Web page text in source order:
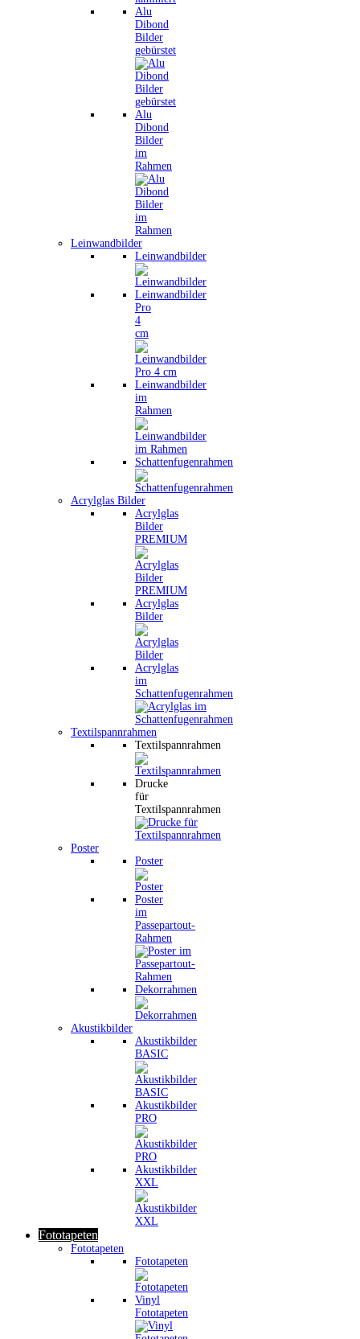
Alu
Dibond
Bilder
gebürstet
Alu
Dibond
Bilder
im
Rahmen
Leinwandbilder
Leinwandbilder
Leinwandbilder
Pro
4
cm
Leinwandbilder
im
Rahmen
Schattenfugenrahmen
Acrylglas Bilder
Acrylglas
Bilder
PREMIUM
Acrylglas
Bilder
Acrylglas
im
Schattenfugenrahmen
Textilspannrahmen
Textilspannrahmen
Drucke
für
Textilspannrahmen
Poster
Poster
Poster
im
Passepartout-
Rahmen
Dekorrahmen
Akustikbilder
Akustikbilder
BASIC
Akustikbilder
PRO
Akustikbilder
XXL
Fototapeten
Fototapeten
Fototapeten
Vinyl
Fototapeten